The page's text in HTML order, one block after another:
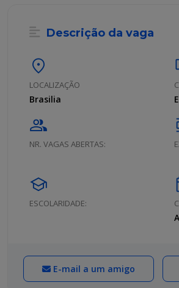
Descrição da vaga
location_on
LOCALIZAÇÃO
Brasilia
group
NR. VAGAS ABERTAS:
school
ESCOLARIDADE:
E-mail a um amigo